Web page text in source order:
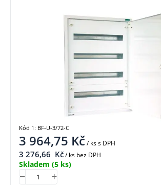
3 964,75 Kč/ kss DPH
3 276,66 Kč/ ks bez DPH
Skladem (5 ks)
Kód 1: BF-U-3/72-C